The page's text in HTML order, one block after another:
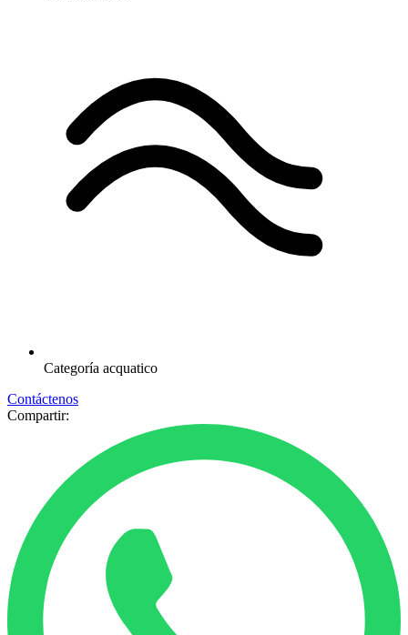
Categoría acquatico
Contáctenos
Compartir: